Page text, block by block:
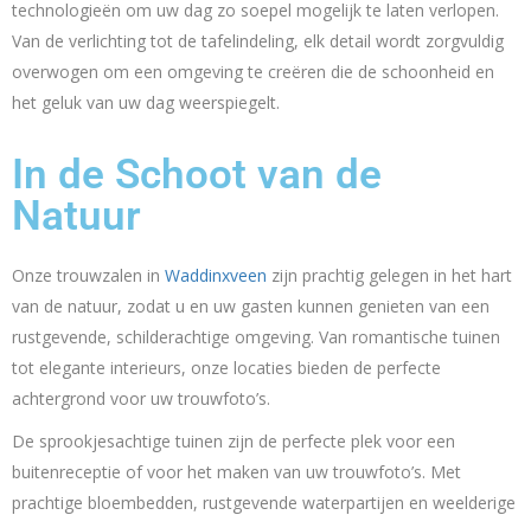
technologieën om uw dag zo soepel mogelijk te laten verlopen.
Van de verlichting tot de tafelindeling, elk detail wordt zorgvuldig
overwogen om een omgeving te creëren die de schoonheid en
het geluk van uw dag weerspiegelt.
In de Schoot van de
Natuur
Onze trouwzalen in Waddinxveen zijn prachtig gelegen in het hart
van de natuur, zodat u en uw gasten kunnen genieten van een
rustgevende, schilderachtige omgeving. Van romantische tuinen
tot elegante interieurs, onze locaties bieden de perfecte
achtergrond voor uw trouwfoto’s.
De sprookjesachtige tuinen zijn de perfecte plek voor een
buitenreceptie of voor het maken van uw trouwfoto’s. Met
prachtige bloembedden, rustgevende waterpartijen en weelderige